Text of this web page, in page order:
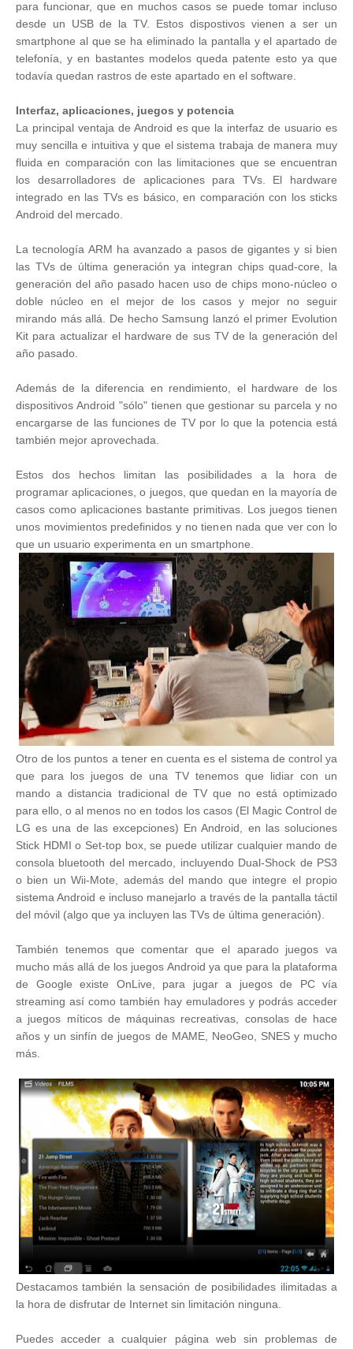
para funcionar, que en muchos casos se puede tomar incluso
desde un USB de la TV. Estos dispostivos vienen a ser un
smartphone al que se ha eliminado la pantalla y el apartado de
telefonía, y en bastantes modelos queda patente esto ya que
todavía quedan rastros de este apartado en el software.
Interfaz, aplicaciones, juegos y potencia
La principal ventaja de Android es que la interfaz de usuario es
muy sencilla e intuitiva y que el sistema trabaja de manera muy
fluida en comparación con las limitaciones que se encuentran
los desarrolladores de aplicaciones para TVs. El hardware
integrado en las TVs es básico, en comparación con los sticks
Android del mercado.
La tecnología ARM ha avanzado a pasos de gigantes y si bien
las TVs de última generación ya integran chips quad-core, la
generación del año pasado hacen uso de chips mono-núcleo o
doble núcleo en el mejor de los casos y mejor no seguir
mirando más allá. De hecho Samsung lanzó el primer Evolution
Kit para actualizar el hardware de sus TV de la generación del
año pasado.
Además de la diferencia en rendimiento, el hardware de los
dispositivos Android "sólo" tienen que gestionar su parcela y no
encargarse de las funciones de TV por lo que la potencia está
también mejor aprovechada.
Estos dos hechos limitan las posibilidades a la hora de
programar aplicaciones, o juegos, que quedan en la mayoría de
casos como aplicaciones bastante primitivas. Los juegos tienen
unos movimientos predefinidos y no tienen nada que ver con lo
que un usuario experimenta en un smartphone.
Otro de los puntos a tener en cuenta es el sistema de control ya
que para los juegos de una TV tenemos que lidiar con un
mando a distancia tradicional de TV que no está optimizado
para ello, o al menos no en todos los casos (El Magic Control de
LG es una de las excepciones) En Android, en las soluciones
Stick HDMI o Set-top box, se puede utilizar cualquier mando de
consola bluetooth del mercado, incluyendo Dual-Shock de PS3
o bien un Wii-Mote, además del mando que integre el propio
sistema Android e incluso manejarlo a través de la pantalla táctil
del móvil (algo que ya incluyen las TVs de última generación).
También tenemos que comentar que el aparado juegos va
mucho más allá de los juegos Android ya que para la plataforma
de Google existe OnLive, para jugar a juegos de PC vía
streaming así como también hay emuladores y podrás acceder
a juegos míticos de máquinas recreativas, consolas de hace
años y un sinfín de juegos de MAME, NeoGeo, SNES y mucho
más.
Destacamos también la sensación de posibilidades ilimitadas a
la hora de disfrutar de Internet sin limitación ninguna.
Puedes acceder a cualquier página web sin problemas de